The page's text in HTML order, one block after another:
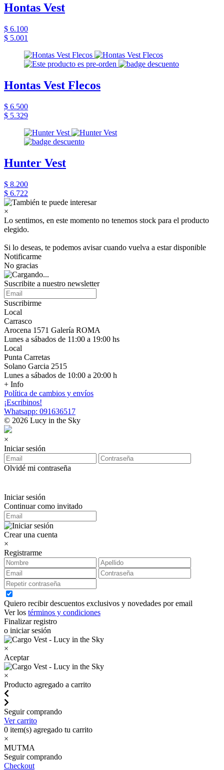
Hontas Vest
$ 6.100
$ 5.001
Hontas Vest Flecos
$ 6.500
$ 5.329
Hunter Vest
$ 8.200
$ 6.722
×
Lo sentimos, en este momento no tenemos stock para el producto
elegido.
Si lo deseas, te podemos avisar cuando vuelva a estar disponible
Notificarme
No gracias
Suscribite a nuestro newsletter
Suscribirme
Local
Carrasco
Arocena 1571 Galería ROMA
Lunes a sábados de 11:00 a 19:00 hs
Local
Punta Carretas
Solano Garcia 2515
Lunes a sábados de 10:00 a 20:00 h
+ Info
Política de cambios y envíos
¡Escribinos!
Whatsapp: 091636517
© 2026 Lucy in the Sky
×
Iniciar sesión
Olvidé mi contraseña
Iniciar sesión
Continuar como invitado
Crear una cuenta
×
Registrarme
Quiero recibir descuentos exclusivos y novedades por email
Ver los términos y condiciones
Finalizar registro
o iniciar sesión
×
Aceptar
×
Producto agregado a carrito
Seguir comprando
Ver carrito
0 item(s) agregado tu carrito
×
MUTMA
Seguir comprando
Checkout